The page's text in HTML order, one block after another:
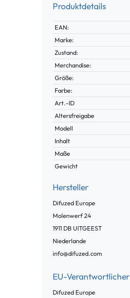
Produktdetails
Technisches
Merkmal
Wert
EAN:
Marke:
Zustand:
Merchandise:
Größe:
Farbe:
Technisches
Merkmal
Wert
Art.-ID
Altersfreigabe
Modell
Inhalt
Maße
Gewicht
Hersteller
Difuzed Europe
Molenwerf24
1911 DB UITGEEST
Niederlande
info@difuzed.com
EU-Verantwortlicher
Difuzed Europe